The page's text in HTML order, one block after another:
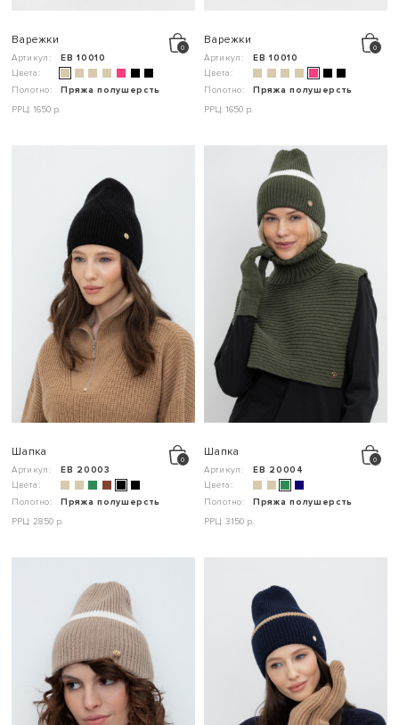
Варежки
Артикул:
ЕВ 10010
Цвета:
Полотно:
Пряжа полушерсть
РРЦ: 1650 р.
Варежки
Артикул:
ЕВ 10010
Цвета:
Полотно:
Пряжа полушерсть
РРЦ: 1650 р.
Шапка
Артикул:
ЕВ 20003
Цвета:
Полотно:
Пряжа полушерсть
РРЦ: 2850 р.
Шапка
Артикул:
ЕВ 20004
Цвета:
Полотно:
Пряжа полушерсть
РРЦ: 3150 р.